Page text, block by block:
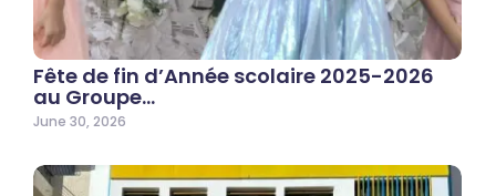
Fête de fin d’Année scolaire 2025-2026
au Groupe…
June 30, 2026